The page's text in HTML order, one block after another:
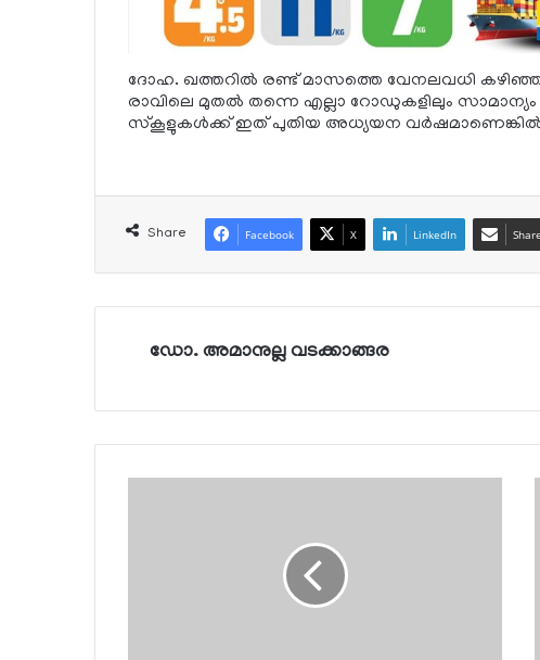
ദോഹ. ഖത്തറില്‍ രണ്ട് മാസത്തെ വേനലവധി
രാവിലെ മുതല്‍ തന്നെ എല്ലാ റോഡുകളിലും സാമാന്യം
സ്‌കൂളുകള്‍ക്ക് ഇത് പുതിയ അധ്യയന
Share Facebook X LinkedIn
ഡോ. അമാനുല്ല വടക്കാങ്ങര